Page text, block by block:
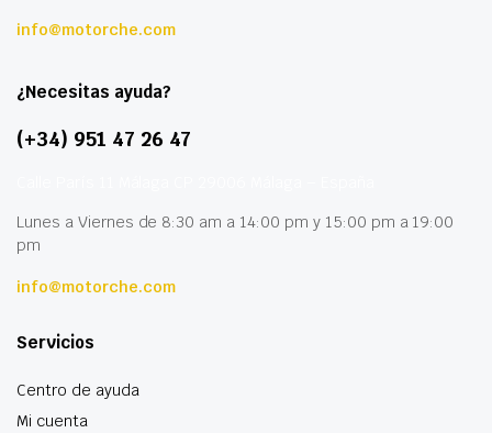
info@motorche.com
¿Necesitas ayuda?
(+34) 951 47 26 47
Lunes a Viernes de 8:30 am a 14:00 pm y 15:00 pm a 19:00
pm
info@motorche.com
Servicios
Centro de ayuda
Mi cuenta